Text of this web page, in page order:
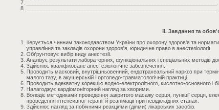
II. Завдання та
Керується чинним законодавством України про охорону здоров'я та
управління та закладів охорони здоров'я, юридичне право в анестезіології.
Обґрунтовує вибір виду анестезії.
Аналізує результати лабораторних, функціональних і спеціальних методів
Здійснює кваліфіковане анестезіологічне забезпечення.
Проводить масковий, внутрішньовенний, ендотрахеальний наркоз при
малого тазу, в акушерській і ортопедо-травматологічній практиці.
Проводить адекватну корекцію водно-електролітного, кислотно-основного і
Налагоджує кардіомоніторний нагляд за хворими.
Володіє методиками проведення закритого масажу серця, пункції серця,
проведення інтенсивної терапії й реанімації при невідкладних станах.
Здійснює нагляд за побічними реакціями (діями) лікарських засобів.